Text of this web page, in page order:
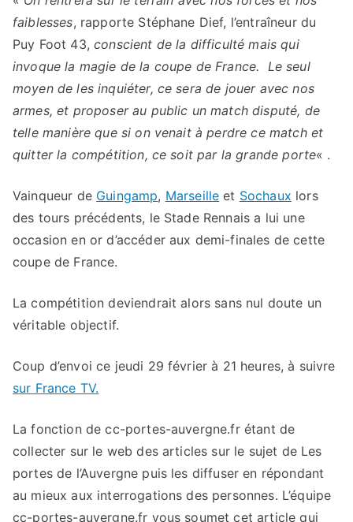
faiblesses, rapporte Stéphane Dief, l’entraîneur du
Puy Foot 43,conscient de la difficulté mais qui
invoque la magie de la coupe de France. Le seul
moyen de les inquiéter, ce sera de jouer avec nos
armes, et proposer au public un match disputé, de
telle manière que si on venait à perdre ce match et
quitter la compétition, ce soit par la grande porte« .
Vainqueur de Guingamp, Marseille et Sochaux lors
des tours précédents, le Stade Rennais a lui une
occasion en or d’accéder aux demi-finales de cette
coupe de France.
La compétition deviendrait alors sans nul doute un
véritable objectif.
Coup d’envoi ce jeudi 29 février à 21 heures, à suivre
sur France TV.
La fonction de cc-portes-auvergne.fr étant de
collecter sur le web des articles sur le sujet de Les
portes de l’Auvergne puis les diffuser en répondant
au mieux aux interrogations des personnes. L’équipe
cc-portes-auvergne.fr vous soumet cet article qui